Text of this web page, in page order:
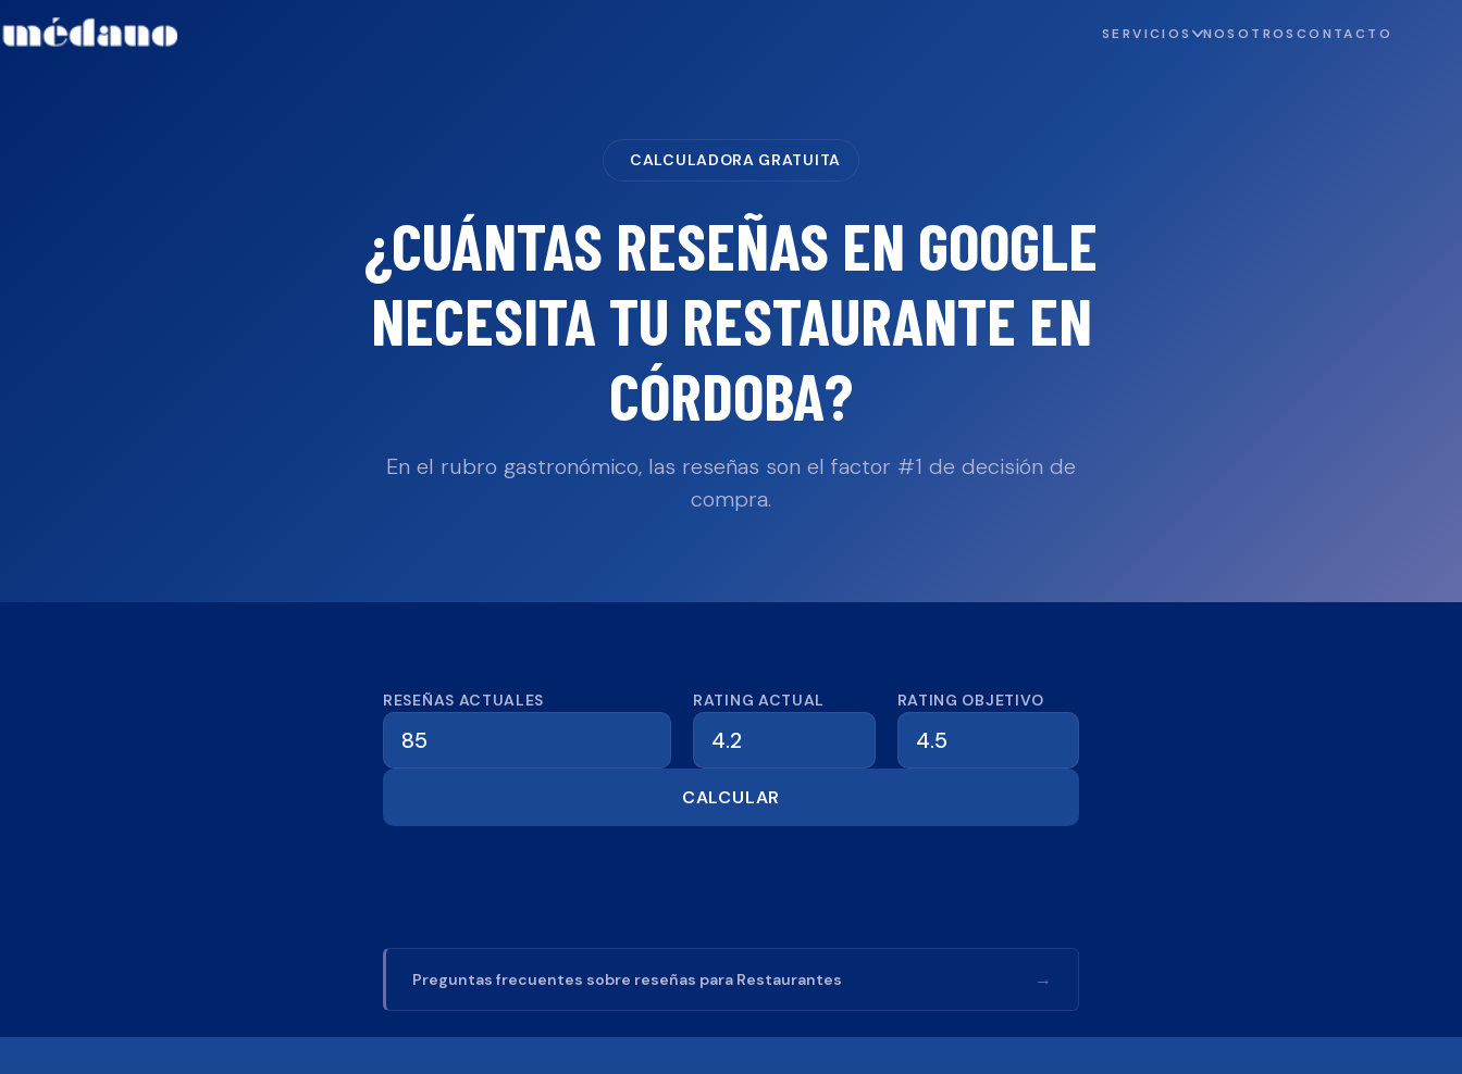
SERVICIOS NOSOTROS CONTACTO
CALCULADORA GRATUITA
¿CUÁNTAS RESEÑAS EN GOOGLE
NECESITA TU RESTAURANTE EN
CÓRDOBA?
En el rubro gastronómico, las reseñas son el factor #1 de decisión de
compra.
Calculadora de reseñas
RESEÑAS ACTUALES RATING ACTUAL RATING OBJETIVO
CALCULAR
Preguntas frecuentes sobre reseñas para Restaurantes →